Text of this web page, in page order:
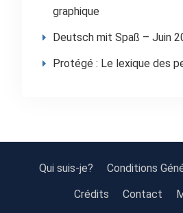
graphique
Deutsch mit Spaß – Juin
Protégé : Le lexique des
Qui suis-je?
Conditions
Crédits
Contact